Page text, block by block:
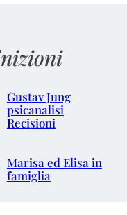
Gustav Jung
psicanalisi
Recisioni
Marisa ed Elisa in
famiglia